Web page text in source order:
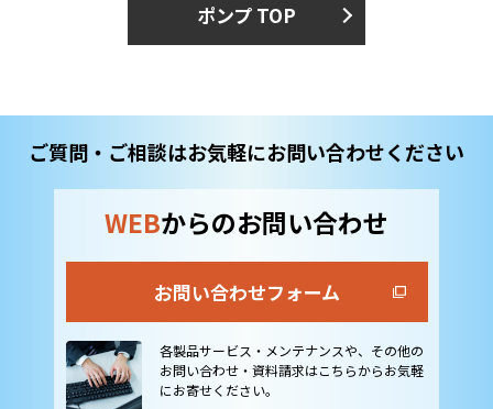
ポンプ TOP
ご質問・ご相談はお気軽にお問い合わせください
WEBからのお問い合わせ
お問い合わせフォーム
各製品サービス・メンテナンスや、その他の
お問い合わせ・資料請求はこちらからお気軽
にお寄せください。